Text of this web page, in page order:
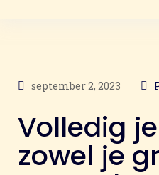
september 2, 2023
Volledig
zowel je